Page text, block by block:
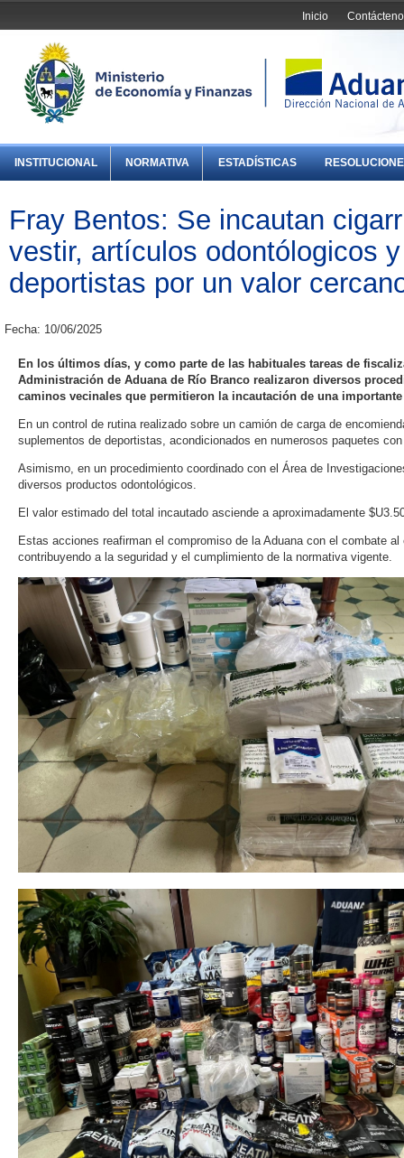
Inicio
INSTITUCIONAL NORMATIVA ESTADÍSTICAS
Fray Bentos: Se incautan
vestir, artículos odontólogicos
deportistas por un valor
Fecha: 10/06/2025
En los últimos días, y como parte de las habituales tareas de
Administración de Aduana de Río Branco realizaron diversos
caminos vecinales que permitieron la incautación de una
En un control de rutina realizado sobre un camión de carga de
suplementos de deportistas, acondicionados en numerosos paquetes
Asimismo, en un procedimiento coordinado con el Área de
diversos productos odontológicos.
El valor estimado del total incautado asciende a aproximadamente
Estas acciones reafirman el compromiso de la Aduana con el combate
contribuyendo a la seguridad y el cumplimiento de la normativa vigente.